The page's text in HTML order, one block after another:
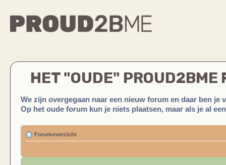
HET "OUDE" PROUD2BME
We zijn overgegaan naar een nieuw forum en daar ben je
Op het oude forum kun je niets plaatsen, maar als je al
Forumoverzicht